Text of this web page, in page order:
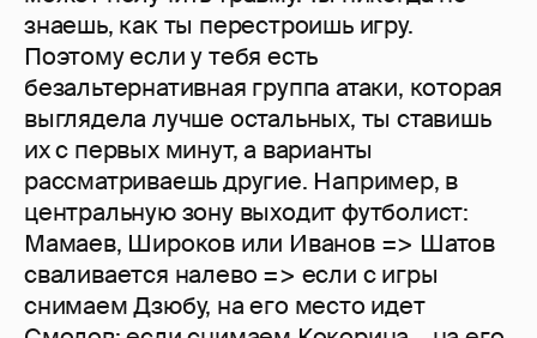
знаешь, как ты перестроишь игру.
Поэтому если у тебя есть
безальтернативная группа атаки, которая
выглядела лучше остальных, ты ставишь
их с первых минут, а варианты
рассматриваешь другие. Например, в
центральную зону выходит футболист:
Мамаев, Широков или Иванов => Шатов
сваливается налево => если с игры
снимаем Дзюбу, на его место идет